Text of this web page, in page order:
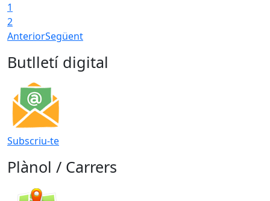
1
2
AnteriorSegüent
Butlletí digital
Subscriu-te
Plànol / Carrers